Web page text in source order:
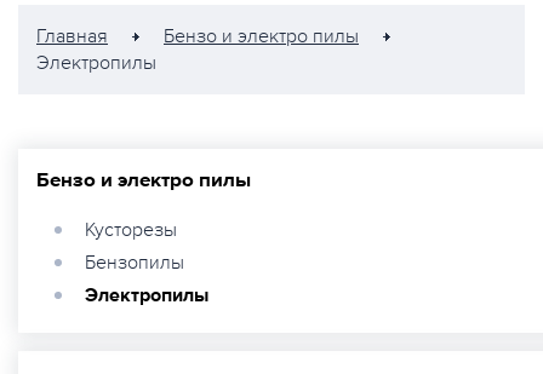
Главная
Бензо и электро пилы
Электропилы
Бензо и электро пилы
Кусторезы
Бензопилы
Электропилы